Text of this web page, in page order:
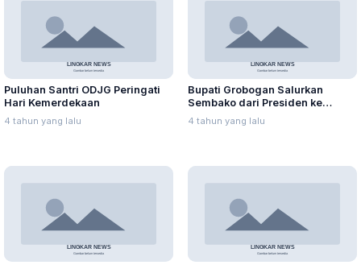
Puluhan Santri ODJG Peringati
Hari Kemerdekaan
4 tahun yang lalu
Bupati Grobogan Salurkan
Sembako dari Presiden ke
Warga Terdampak Covid-19
4 tahun yang lalu